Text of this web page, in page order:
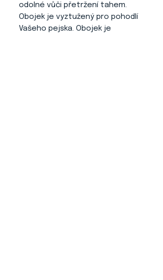
odolné vůči přetržení tahem.
Obojek je vyztužený pro pohodlí
Vašeho pejska. Obojek je